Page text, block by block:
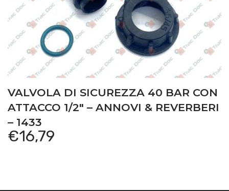
VALVOLA DI SICUREZZA 40 BAR CON
ATTACCO 1/2″ – ANNOVI & REVERBERI
– 1433
€16,79